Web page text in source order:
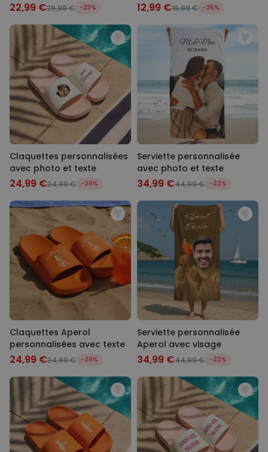
22,99 €29,99 € -23% 12,99 €19,99 € -35%
Claquettes personnalisées
avec photo et texte
24,99 €34,99 € -29%
Serviette personnalisée
avec photo et texte
34,99 €44,99 € -22%
Claquettes Aperol
personnalisées avec texte
24,99 €34,99 € -29%
Serviette personnalisée
Aperol avec visage
34,99 €44,99 € -22%